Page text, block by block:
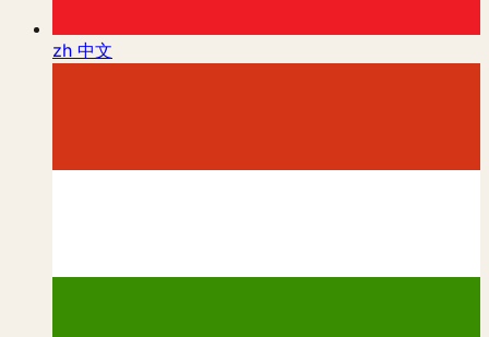
zh 中文